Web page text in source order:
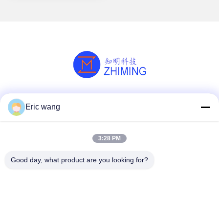
Τηλ.
Eric wang
3:28 PM
Good day, what product are you looking for?